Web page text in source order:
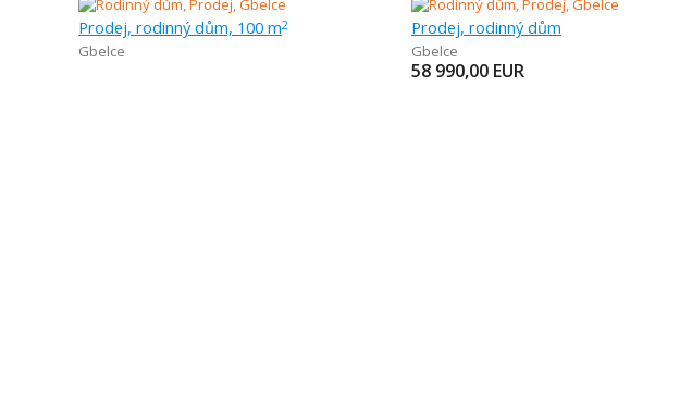
Prodej, rodinný dům, 100 m2
Gbelce
Prodej, rodinný dům
Gbelce
58 990,00 EUR